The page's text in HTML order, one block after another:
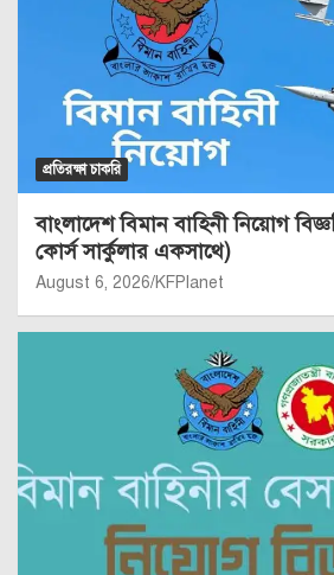
প্রতিরক্ষা চাকরি
বাংলাদেশ বিমান বাহিনী নিয়োগ
কোর্স সার্কুলার একসাথে)
August 6, 2026 KFPlanet